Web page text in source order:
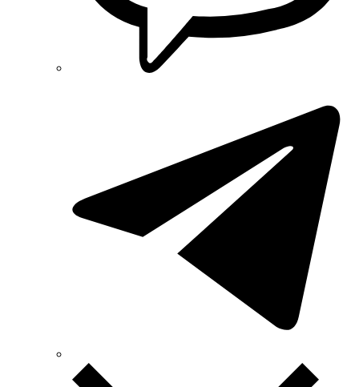
Reliance (Украина)
REM POWER (Словения)
Schneider-Electric (Франция)
Selec (Индия)
Sungrow (Китай)
TAB (Словения)
Takel (Украина)
Technoelectric (Италия)
Technosystems (Украина)
Terneo (Украина)
Testboy (Германия)